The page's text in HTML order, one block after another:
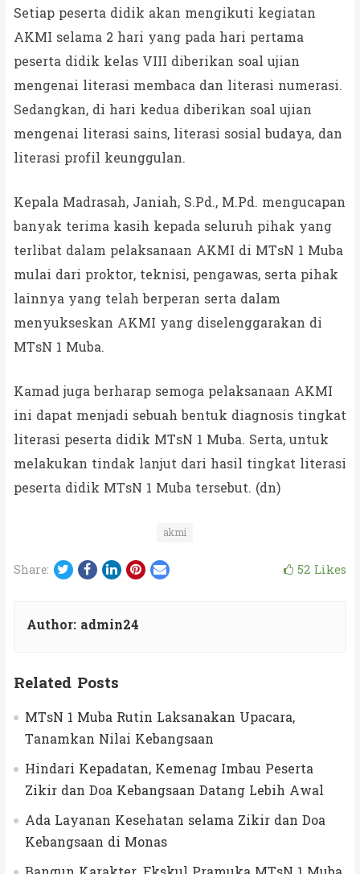
Setiap peserta didik akan mengikuti kegiatan
AKMI selama 2 hari yang pada hari pertama
peserta didik kelas VIII diberikan soal ujian
mengenai literasi membaca dan literasi numerasi.
Sedangkan, di hari kedua diberikan soal ujian
mengenai literasi sains, literasi sosial budaya, dan
literasi profil keunggulan.
Kepala Madrasah, Janiah, S.Pd., M.Pd. mengucapan
banyak terima kasih kepada seluruh pihak yang
terlibat dalam pelaksanaan AKMI di MTsN 1 Muba
mulai dari proktor, teknisi, pengawas, serta pihak
lainnya yang telah berperan serta dalam
menyukseskan AKMI yang diselenggarakan di
MTsN 1 Muba.
Kamad juga berharap semoga pelaksanaan AKMI
ini dapat menjadi sebuah bentuk diagnosis tingkat
literasi peserta didik MTsN 1 Muba. Serta, untuk
melakukan tindak lanjut dari hasil tingkat literasi
peserta didik MTsN 1 Muba tersebut. (dn)
akmi
Share: Twitter
Facebook
LinkedIn
Pinterest
Email 52 Likes
Author: admin24
Related Posts
MTsN 1 Muba Rutin Laksanakan Upacara,
Tanamkan Nilai Kebangsaan
Hindari Kepadatan, Kemenag Imbau Peserta
Zikir dan Doa Kebangsaan Datang Lebih Awal
Ada Layanan Kesehatan selama Zikir dan Doa
Kebangsaan di Monas